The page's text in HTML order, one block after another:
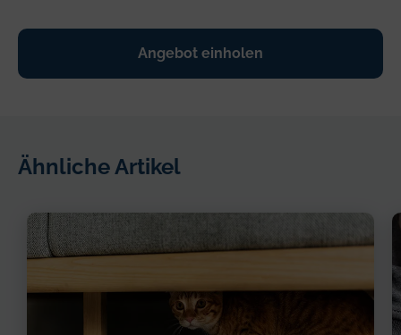
Angebot einholen
Ähnliche Artikel